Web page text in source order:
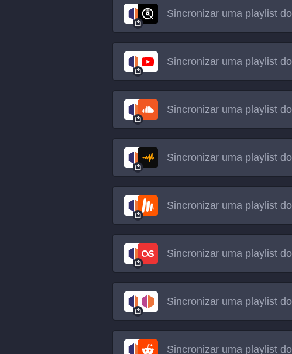
Sincronizar uma playlist do
Sincronizar uma playlist do
Sincronizar uma playlist do
Sincronizar uma playlist do
Sincronizar uma playlist do
Sincronizar uma playlist do
Sincronizar uma playlist do
Sincronizar uma playlist do